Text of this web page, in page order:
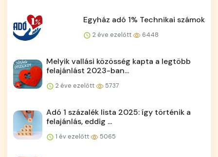
Egyház adó 1% Technikai számok
2 éve ezelőtt 6448
Melyik vallási közösség kapta a legtöbb
felajánlást 2023-ban...
2 éve ezelőtt 5737
Adó 1 százalék lista 2025: így történik a
felajánlás, eddig ...
1 év ezelőtt 5065